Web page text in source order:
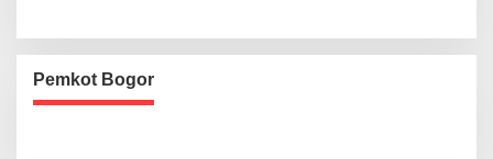
Pemkot Bogor